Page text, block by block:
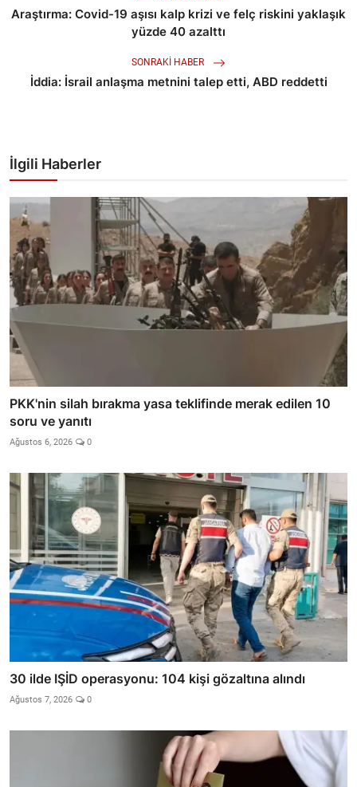
Araştırma: Covid-19 aşısı kalp krizi ve felç riskini yaklaşık
yüzde 40 azalttı
SONRAKI HABER
İddia: İsrail anlaşma metnini talep etti, ABD reddetti
İlgili Haberler
PKK'nin silah bırakma yasa teklifinde merak edilen 10
soru ve yanıtı
Ağustos 6, 2026 0
30 ilde IŞİD operasyonu: 104 kişi gözaltına alındı
Ağustos 7, 2026 0